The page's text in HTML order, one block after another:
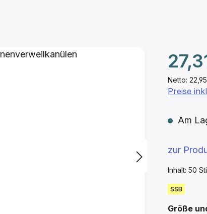
Netto:
Regulärer
Inhalt: 50
Preise
Am
SSB
zur
Größe